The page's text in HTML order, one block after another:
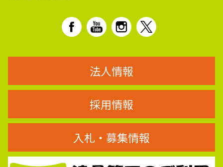
法人情報
採用情報
入札・募集情報